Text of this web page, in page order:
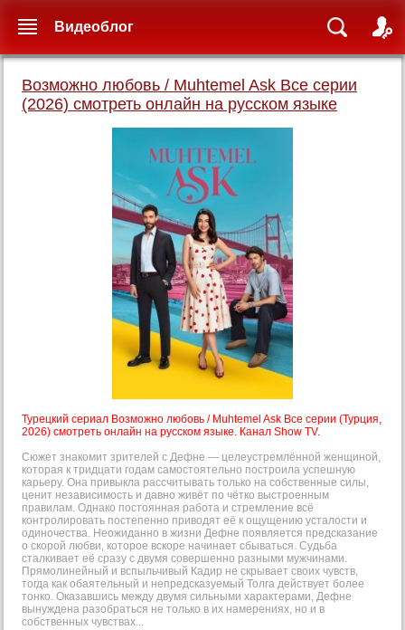
Возможно любовь / Muhtemel Ask Все серии
(2026) смотреть онлайн на русском языке
Турецкий сериал Возможно любовь / Muhtemel Ask Все серии (Турция,
2026) смотреть онлайн на русском языке. Канал Show TV.
Сюжет знакомит зрителей с Дефне — целеустремлённой женщиной,
которая к тридцати годам самостоятельно построила успешную
карьеру. Она привыкла рассчитывать только на собственные силы,
ценит независимость и давно живёт по чётко выстроенным
правилам. Однако постоянная работа и стремление всё
контролировать постепенно приводят её к ощущению усталости и
одиночества. Неожиданно в жизни Дефне появляется предсказание
о скорой любви, которое вскоре начинает сбываться. Судьба
сталкивает её сразу с двумя совершенно разными мужчинами.
Прямолинейный и вспыльчивый Кадир не скрывает своих чувств,
тогда как обаятельный и непредсказуемый Толга действует более
тонко. Оказавшись между двумя сильными характерами, Дефне
вынуждена разобраться не только в их намерениях, но и в
собственных чувствах...
Видеоблог